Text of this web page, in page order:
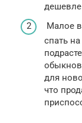
Малое
спать
для
что